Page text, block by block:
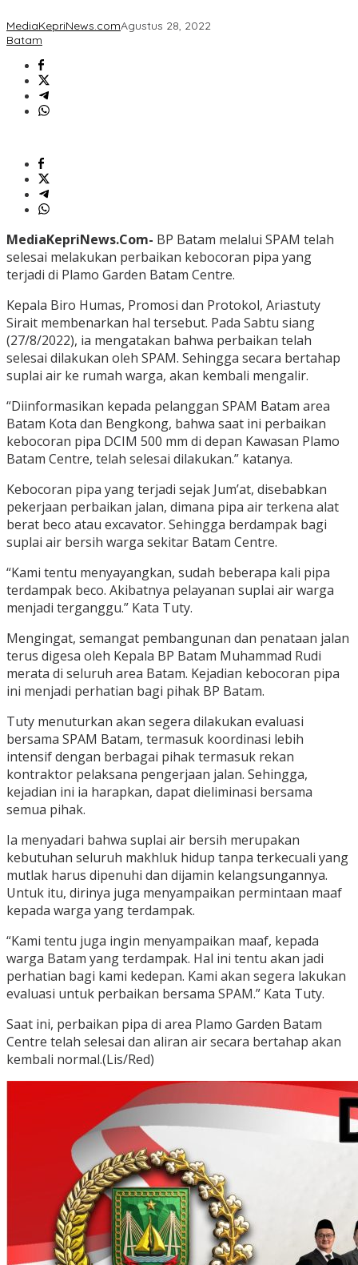
MediaKepriNews.comAgustus 28, 2022
Batam
MediaKepriNews.Com- BP Batam melalui SPAM telah
selesai melakukan perbaikan kebocoran pipa yang
terjadi di Plamo Garden Batam Centre.
Kepala Biro Humas, Promosi dan Protokol, Ariastuty
Sirait membenarkan hal tersebut. Pada Sabtu siang
(27/8/2022), ia mengatakan bahwa perbaikan telah
selesai dilakukan oleh SPAM. Sehingga secara bertahap
suplai air ke rumah warga, akan kembali mengalir.
“Diinformasikan kepada pelanggan SPAM Batam area
Batam Kota dan Bengkong, bahwa saat ini perbaikan
kebocoran pipa DCIM 500 mm di depan Kawasan Plamo
Batam Centre, telah selesai dilakukan.” katanya.
Kebocoran pipa yang terjadi sejak Jum’at, disebabkan
pekerjaan perbaikan jalan, dimana pipa air terkena alat
berat beco atau excavator. Sehingga berdampak bagi
suplai air bersih warga sekitar Batam Centre.
“Kami tentu menyayangkan, sudah beberapa kali pipa
terdampak beco. Akibatnya pelayanan suplai air warga
menjadi terganggu.” Kata Tuty.
Mengingat, semangat pembangunan dan penataan jalan
terus digesa oleh Kepala BP Batam Muhammad Rudi
merata di seluruh area Batam. Kejadian kebocoran pipa
ini menjadi perhatian bagi pihak BP Batam.
Tuty menuturkan akan segera dilakukan evaluasi
bersama SPAM Batam, termasuk koordinasi lebih
intensif dengan berbagai pihak termasuk rekan
kontraktor pelaksana pengerjaan jalan. Sehingga,
kejadian ini ia harapkan, dapat dieliminasi bersama
semua pihak.
Ia menyadari bahwa suplai air bersih merupakan
kebutuhan seluruh makhluk hidup tanpa terkecuali yang
mutlak harus dipenuhi dan dijamin kelangsungannya.
Untuk itu, dirinya juga menyampaikan permintaan maaf
kepada warga yang terdampak.
“Kami tentu juga ingin menyampaikan maaf, kepada
warga Batam yang terdampak. Hal ini tentu akan jadi
perhatian bagi kami kedepan. Kami akan segera lakukan
evaluasi untuk perbaikan bersama SPAM.” Kata Tuty.
Saat ini, perbaikan pipa di area Plamo Garden Batam
Centre telah selesai dan aliran air secara bertahap akan
kembali normal.(Lis/Red)